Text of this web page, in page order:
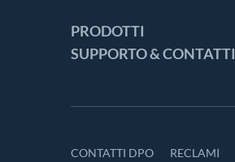
PRODOTTI
SUPPORTO & CONTATTI
CONTATTI DPO RECLAMI